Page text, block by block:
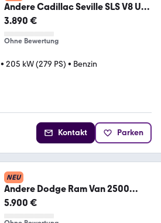
Andere Cadillac Seville SLS V8 US
Car Ami
3.890 €
Ohne Bewertung
• 205 kW (279 PS) • Benzin
Kontakt Parken
NEU
Andere Dodge Ram Van 2500
Chrysler
5.900 €